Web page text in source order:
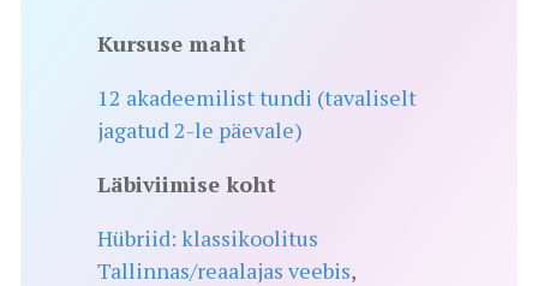
Kursuse maht
12 akadeemilist tundi (tavaliselt
jagatud 2-le päevale)
Läbiviimise koht
Hübriid: klassikoolitus
Tallinnas/reaalajas veebis,